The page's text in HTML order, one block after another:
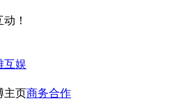
！
互娱
主页商务合作